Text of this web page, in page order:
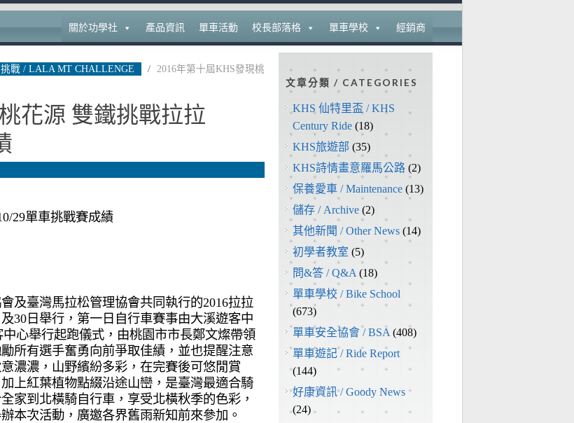
關於功學社 產品資訊 單車活動 校長部落格 單車學校 經銷商
戰 / LALA MT CHALLENGE / 2016年第十屆KHS發現桃
花源 雙鐵挑戰拉拉
29單車挑戰賽成績
及臺灣馬拉松管理協會共同執行的2016拉拉
30日舉行，第一日自行車賽事由大溪遊客中
心舉行起跑儀式，由桃園市市長鄭文燦帶領
所有選手奮勇向前爭取佳績，並也提醒注意
濃濃，山野繽紛多彩，在完賽後可悠閒賞
上紅葉植物點綴沿途山巒，是臺灣最適合騎
家到北橫騎自行車，享受北橫秋季的色彩，
本次活動，廣邀各界舊雨新知前來參加。
文章分類 / CATEGORIES
KHS 仙特里盃 / KHS
Century Ride (18)
KHS旅遊部 (35)
KHS詩情畫意羅馬公路 (2)
保養愛車 / Maintenance (13)
儲存 / Archive (2)
其他新聞 / Other News (14)
初學者教室 (5)
問&答 / Q&A (18)
單車學校 / Bike School
(673)
單車安全協會 / BSA (408)
單車遊記 / Ride Report
(144)
好康資訊 / Goody News
(24)